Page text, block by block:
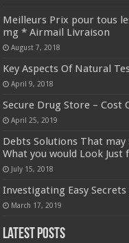
Meilleurs Prix pour tous
mg * Airmail Livraison
August 7, 2018
Key Aspects Of Natural
April 9, 2018
Secure Drug Store – Cost
April 25, 2019
Debts Solutions That
What you would Look Just
July 15, 2018
Investigating Easy
March 17, 2019
Latest Posts